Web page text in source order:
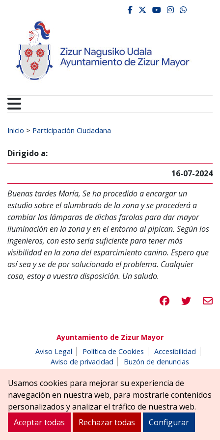
Ayuntamiento de
facebook
twitter
youtube
Buscar:
Inicio > Participación Ciudadana
Dirigido a:
16-07-2024
Buenas tardes María, Se ha procedido a encargar un
estudio sobre el alumbrado de la zona y se procederá a
cambiar las lámparas de dichas farolas para dar mayor
iluminación en la zona y en el entorno al pipican. Según los
ingenieros, con esto sería suficiente para tener más
visibilidad en la zona del esparcimiento canino. Espero que
así sea y se de por solucionado el problema. Cualquier
cosa, estoy a vuestra disposición. Un saludo.
Compartir en
Ayuntamiento de Zizur Mayor
Aviso Legal
Política de Cookies
Accesibilidad
Aviso de privacidad
Buzón de denuncias
Nagusia (NAVARRA-NAFARROA)
Tel. 948 181900
ayuntamiento@zizurmayor.es
Usamos cookies para mejorar su experiencia de
navegación en nuestra web, para mostrarle contenidos
personalizados y analizar el tráfico de nuestra web.
Aceptar todas
Rechazar todas Configurar